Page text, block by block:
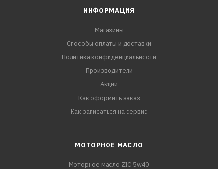
ИНФОРМАЦИЯ
Магазины
Способы оплаты и доставки
Политика конфиденциальности
Производители
Акции
Как оформить заказ
Как записаться на сервис
МОТОРНОЕ МАСЛО
Моторное масло ZIC 5w40